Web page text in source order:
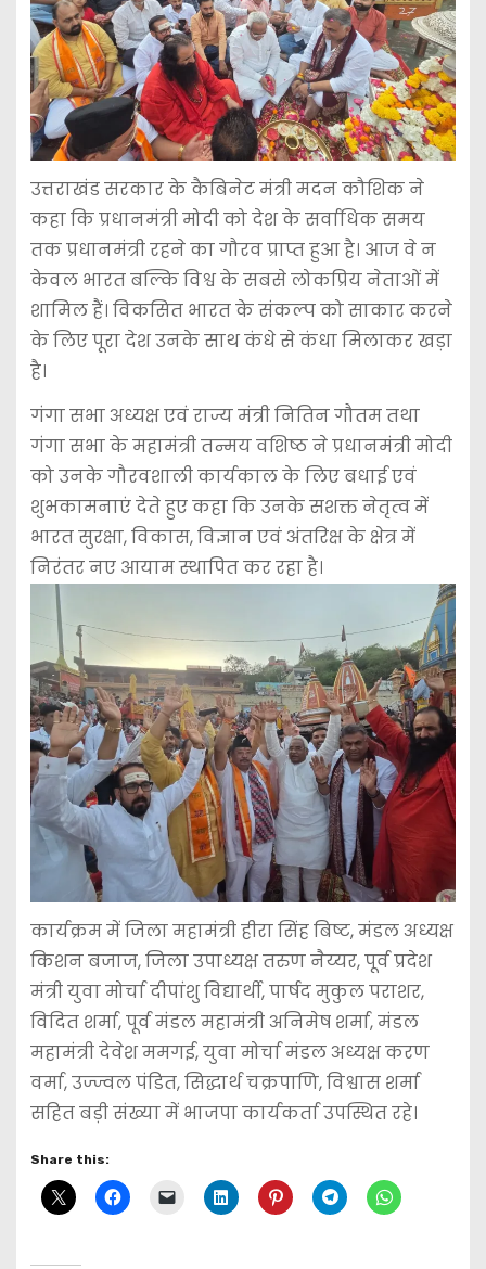
उत्तराखंड सरकार के कैबिनेट मंत्री मदन कौशिक ने
कहा कि प्रधानमंत्री मोदी को देश के सर्वाधिक समय
तक प्रधानमंत्री रहने का गौरव प्राप्त हुआ है। आज वे न
केवल भारत बल्कि विश्व के सबसे लोकप्रिय नेताओं में
शामिल हैं। विकसित भारत के संकल्प को साकार करने
के लिए पूरा देश उनके साथ कंधे से कंधा मिलाकर खड़ा
है।
गंगा सभा अध्यक्ष एवं राज्य मंत्री नितिन गौतम तथा
गंगा सभा के महामंत्री तन्मय वशिष्ठ ने प्रधानमंत्री मोदी
को उनके गौरवशाली कार्यकाल के लिए बधाई एवं
शुभकामनाएं देते हुए कहा कि उनके सशक्त नेतृत्व में
भारत सुरक्षा, विकास, विज्ञान एवं अंतरिक्ष के क्षेत्र में
निरंतर नए आयाम स्थापित कर रहा है।
कार्यक्रम में जिला महामंत्री हीरा सिंह बिष्ट, मंडल अध्यक्ष
किशन बजाज, जिला उपाध्यक्ष तरुण नैय्यर, पूर्व प्रदेश
मंत्री युवा मोर्चा दीपांशु विद्यार्थी, पार्षद मुकुल पराशर,
विदित शर्मा, पूर्व मंडल महामंत्री अनिमेष शर्मा, मंडल
महामंत्री देवेश ममगई, युवा मोर्चा मंडल अध्यक्ष करण
वर्मा, उज्ज्वल पंडित, सिद्धार्थ चक्रपाणि, विश्वास शर्मा
सहित बड़ी संख्या में भाजपा कार्यकर्ता उपस्थित रहे।
Share this: